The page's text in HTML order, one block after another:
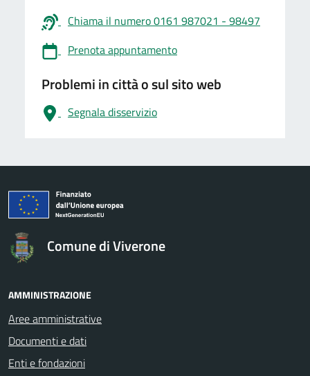
Chiama il numero 0161 987021 - 98497
Prenota appuntamento
Problemi in città o sul sito web
Segnala disservizio
logo Unione Europea
Comune di Viverone
AMMINISTRAZIONE
Aree amministrative
Documenti e dati
Enti e fondazioni